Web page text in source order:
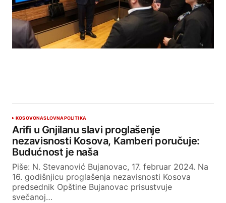
KOSOVONASLOVNAPOLITIKA
Arifi u Gnjilanu slavi proglašenje
nezavisnosti Kosova, Kamberi poručuje:
Budućnost je naša
Piše: N. Stevanović Bujanovac, 17. februar 2024. Na
16. godišnjicu proglašenja nezavisnosti Kosova
predsednik Opštine Bujanovac prisustvuje
svečanoj…